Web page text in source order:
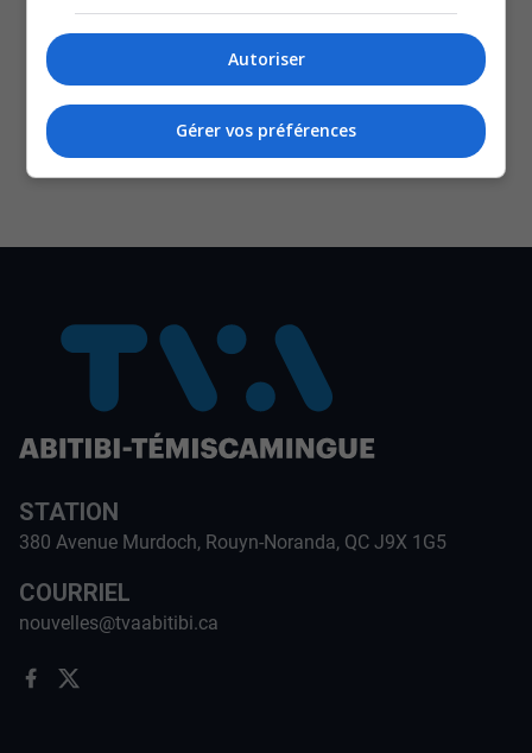
Commentaires
SOUTENIR NOS MÉDIAS, C’EST PROTÉGER NOTRE
CULTURE ET NOTRE ÉCONOMIE
STATION
380 Avenue Murdoch, Rouyn-Noranda, QC J9X 1G5
COURRIEL
nouvelles@tvaabitibi.ca
Autoriser
Gérer vos préférences